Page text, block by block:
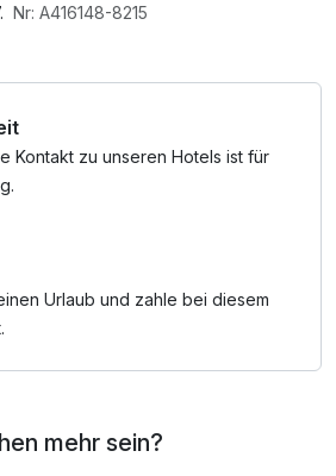
des Wellnessbereichs, W-LAN
Nr: A416148-8215
Kontakt zu unseren Hotels ist für
Urlaub und zahle bei diesem
mehr sein?